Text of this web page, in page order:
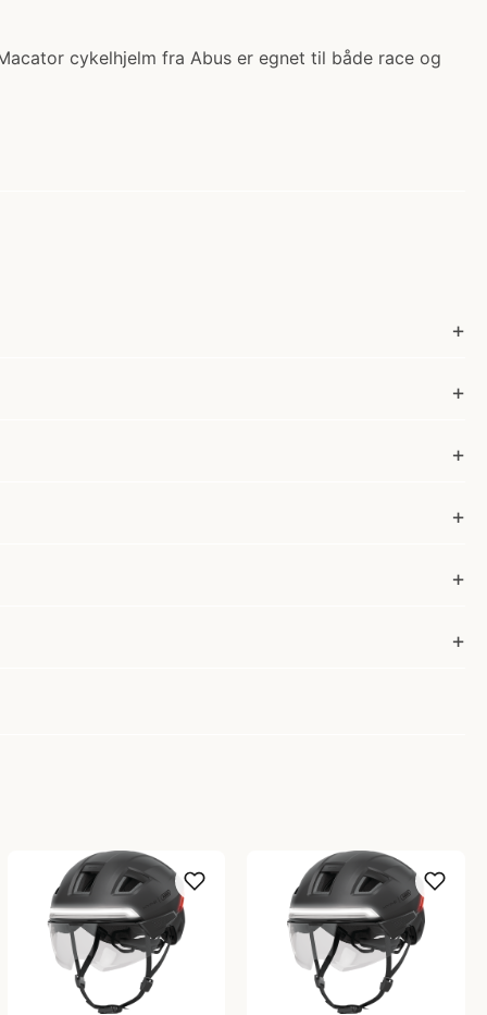
cykelhjelm fra Abus er egnet til både race og